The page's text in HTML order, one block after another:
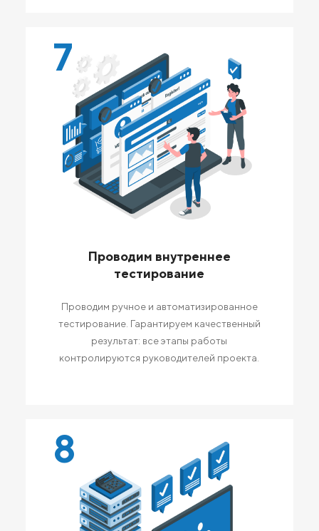
7
Проводим внутреннее
тестирование
Проводим ручное и автоматизированное
тестирование. Гарантируем качественный
результат: все этапы работы
контролируются руководителей проекта.
8